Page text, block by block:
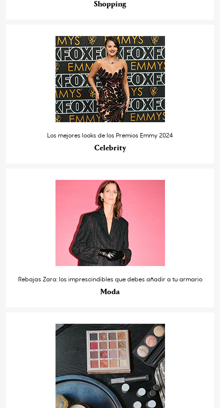
Shopping
Los mejores looks de los Premios Emmy 2024
Celebrity
Rebajas Zara: los imprescindibles que debes añadir a tu armario
Moda